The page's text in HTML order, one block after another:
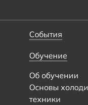
События
Обучение
Об обучении
Основы
техники